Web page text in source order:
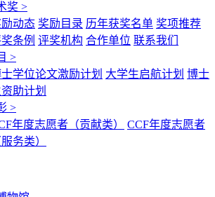
奖 >
动态 奖励目录 历年获奖名单 奖项推荐
条例 评奖机构 合作单位 联系我们
>
学位论文激励计划 大学生启航计划 博士
助计划
>
年度志愿者（贡献类）
CCF年度志愿者
服务类）